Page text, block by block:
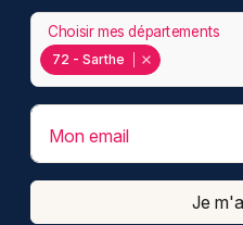
72 - Sarthe
Choisir mes départements
Mon email
Je